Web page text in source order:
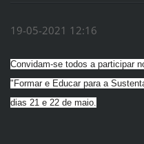
19-05-2021 12:16
Convidam-se todos a participar
"Formar e Educar para a
dias 21 e 22 de maio.